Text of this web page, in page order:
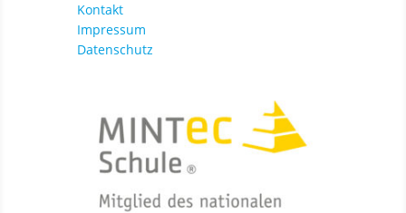
Kontakt
Impressum
Datenschutz